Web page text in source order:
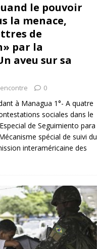
le pouvoir
la menace,
de
par la
aveu sur sa
0
à Managua 1°- A quatre
sociales dans le
de Seguimiento para
spécial de suivi du
interaméricaine des